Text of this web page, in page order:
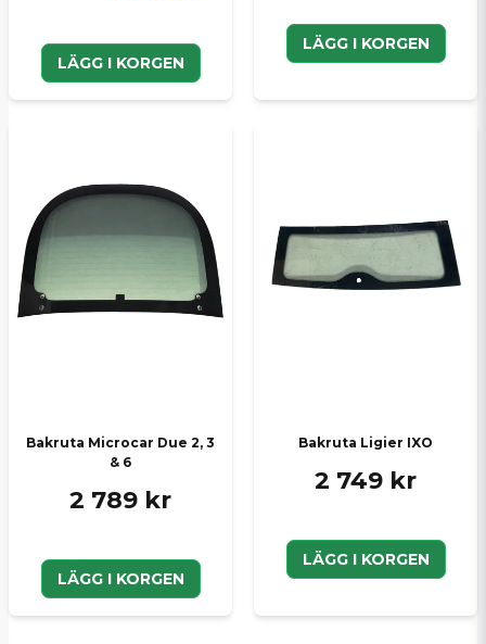
LÄGG I KORGEN
LÄGG I KORGEN
Bakruta Microcar Due 2, 3
& 6
2 789 kr
LÄGG I KORGEN
Bakruta Ligier IXO
2 749 kr
LÄGG I KORGEN